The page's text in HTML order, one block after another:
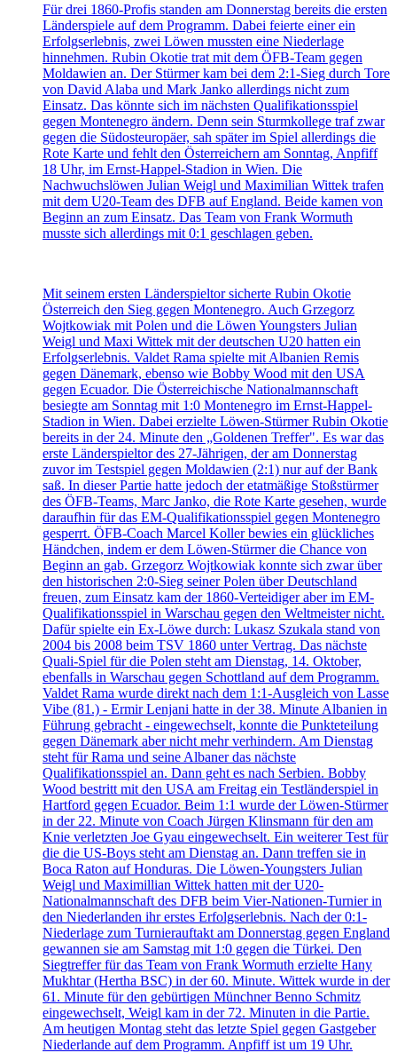
Für drei 1860-Profis standen am Donnerstag bereits die ersten
Länderspiele auf dem Programm. Dabei feierte einer ein
Erfolgserlebnis, zwei Löwen mussten eine Niederlage
hinnehmen. Rubin Okotie trat mit dem ÖFB-Team gegen
Moldawien an. Der Stürmer kam bei dem 2:1-Sieg durch Tore
von David Alaba und Mark Janko allerdings nicht zum
Einsatz. Das könnte sich im nächsten Qualifikationsspiel
gegen Montenegro ändern. Denn sein Sturmkollege traf zwar
gegen die Südosteuropäer, sah später im Spiel allerdings die
Rote Karte und fehlt den Österreichern am Sonntag, Anpfiff
18 Uhr, im Ernst-Happel-Stadion in Wien. Die
Nachwuchslöwen Julian Weigl und Maximilian Wittek trafen
mit dem U20-Team des DFB auf England. Beide kamen von
Beginn an zum Einsatz. Das Team von Frank Wormuth
musste sich allerdings mit 0:1 geschlagen geben.
Mit seinem ersten Länderspieltor sicherte Rubin Okotie
Österreich den Sieg gegen Montenegro. Auch Grzegorz
Wojtkowiak mit Polen und die Löwen Youngsters Julian
Weigl und Maxi Wittek mit der deutschen U20 hatten ein
Erfolgserlebnis. Valdet Rama spielte mit Albanien Remis
gegen Dänemark, ebenso wie Bobby Wood mit den USA
gegen Ecuador. Die Österreichische Nationalmannschaft
besiegte am Sonntag mit 1:0 Montenegro im Ernst-Happel-
Stadion in Wien. Dabei erzielte Löwen-Stürmer Rubin Okotie
bereits in der 24. Minute den „Goldenen Treffer". Es war das
erste Länderspieltor des 27-Jährigen, der am Donnerstag
zuvor im Testspiel gegen Moldawien (2:1) nur auf der Bank
saß. In dieser Partie hatte jedoch der etatmäßige Stoßstürmer
des ÖFB-Teams, Marc Janko, die Rote Karte gesehen, wurde
daraufhin für das EM-Qualifikationsspiel gegen Montenegro
gesperrt. ÖFB-Coach Marcel Koller bewies ein glückliches
Händchen, indem er dem Löwen-Stürmer die Chance von
Beginn an gab. Grzegorz Wojtkowiak konnte sich zwar über
den historischen 2:0-Sieg seiner Polen über Deutschland
freuen, zum Einsatz kam der 1860-Verteidiger aber im EM-
Qualifikationsspiel in Warschau gegen den Weltmeister nicht.
Dafür spielte ein Ex-Löwe durch: Lukasz Szukala stand von
2004 bis 2008 beim TSV 1860 unter Vertrag. Das nächste
Quali-Spiel für die Polen steht am Dienstag, 14. Oktober,
ebenfalls in Warschau gegen Schottland auf dem Programm.
Valdet Rama wurde direkt nach dem 1:1-Ausgleich von Lasse
Vibe (81.) - Ermir Lenjani hatte in der 38. Minute Albanien in
Führung gebracht - eingewechselt, konnte die Punkteteilung
gegen Dänemark aber nicht mehr verhindern. Am Dienstag
steht für Rama und seine Albaner das nächste
Qualifikationsspiel an. Dann geht es nach Serbien. Bobby
Wood bestritt mit den USA am Freitag ein Testländerspiel in
Hartford gegen Ecuador. Beim 1:1 wurde der Löwen-Stürmer
in der 22. Minute von Coach Jürgen Klinsmann für den am
Knie verletzten Joe Gyau eingewechselt. Ein weiterer Test für
die die US-Boys steht am Dienstag an. Dann treffen sie in
Boca Raton auf Honduras. Die Löwen-Youngsters Julian
Weigl und Maximillian Wittek hatten mit der U20-
Nationalmannschaft des DFB beim Vier-Nationen-Turnier in
den Niederlanden ihr erstes Erfolgserlebnis. Nach der 0:1-
Niederlage zum Turnierauftakt am Donnerstag gegen England
gewannen sie am Samstag mit 1:0 gegen die Türkei. Den
Siegtreffer für das Team von Frank Wormuth erzielte Hany
Mukhtar (Hertha BSC) in der 60. Minute. Wittek wurde in der
61. Minute für den gebürtigen Münchner Benno Schmitz
eingewechselt, Weigl kam in der 72. Minuten in die Partie.
Am heutigen Montag steht das letzte Spiel gegen Gastgeber
Niederlande auf dem Programm. Anpfiff ist um 19 Uhr.